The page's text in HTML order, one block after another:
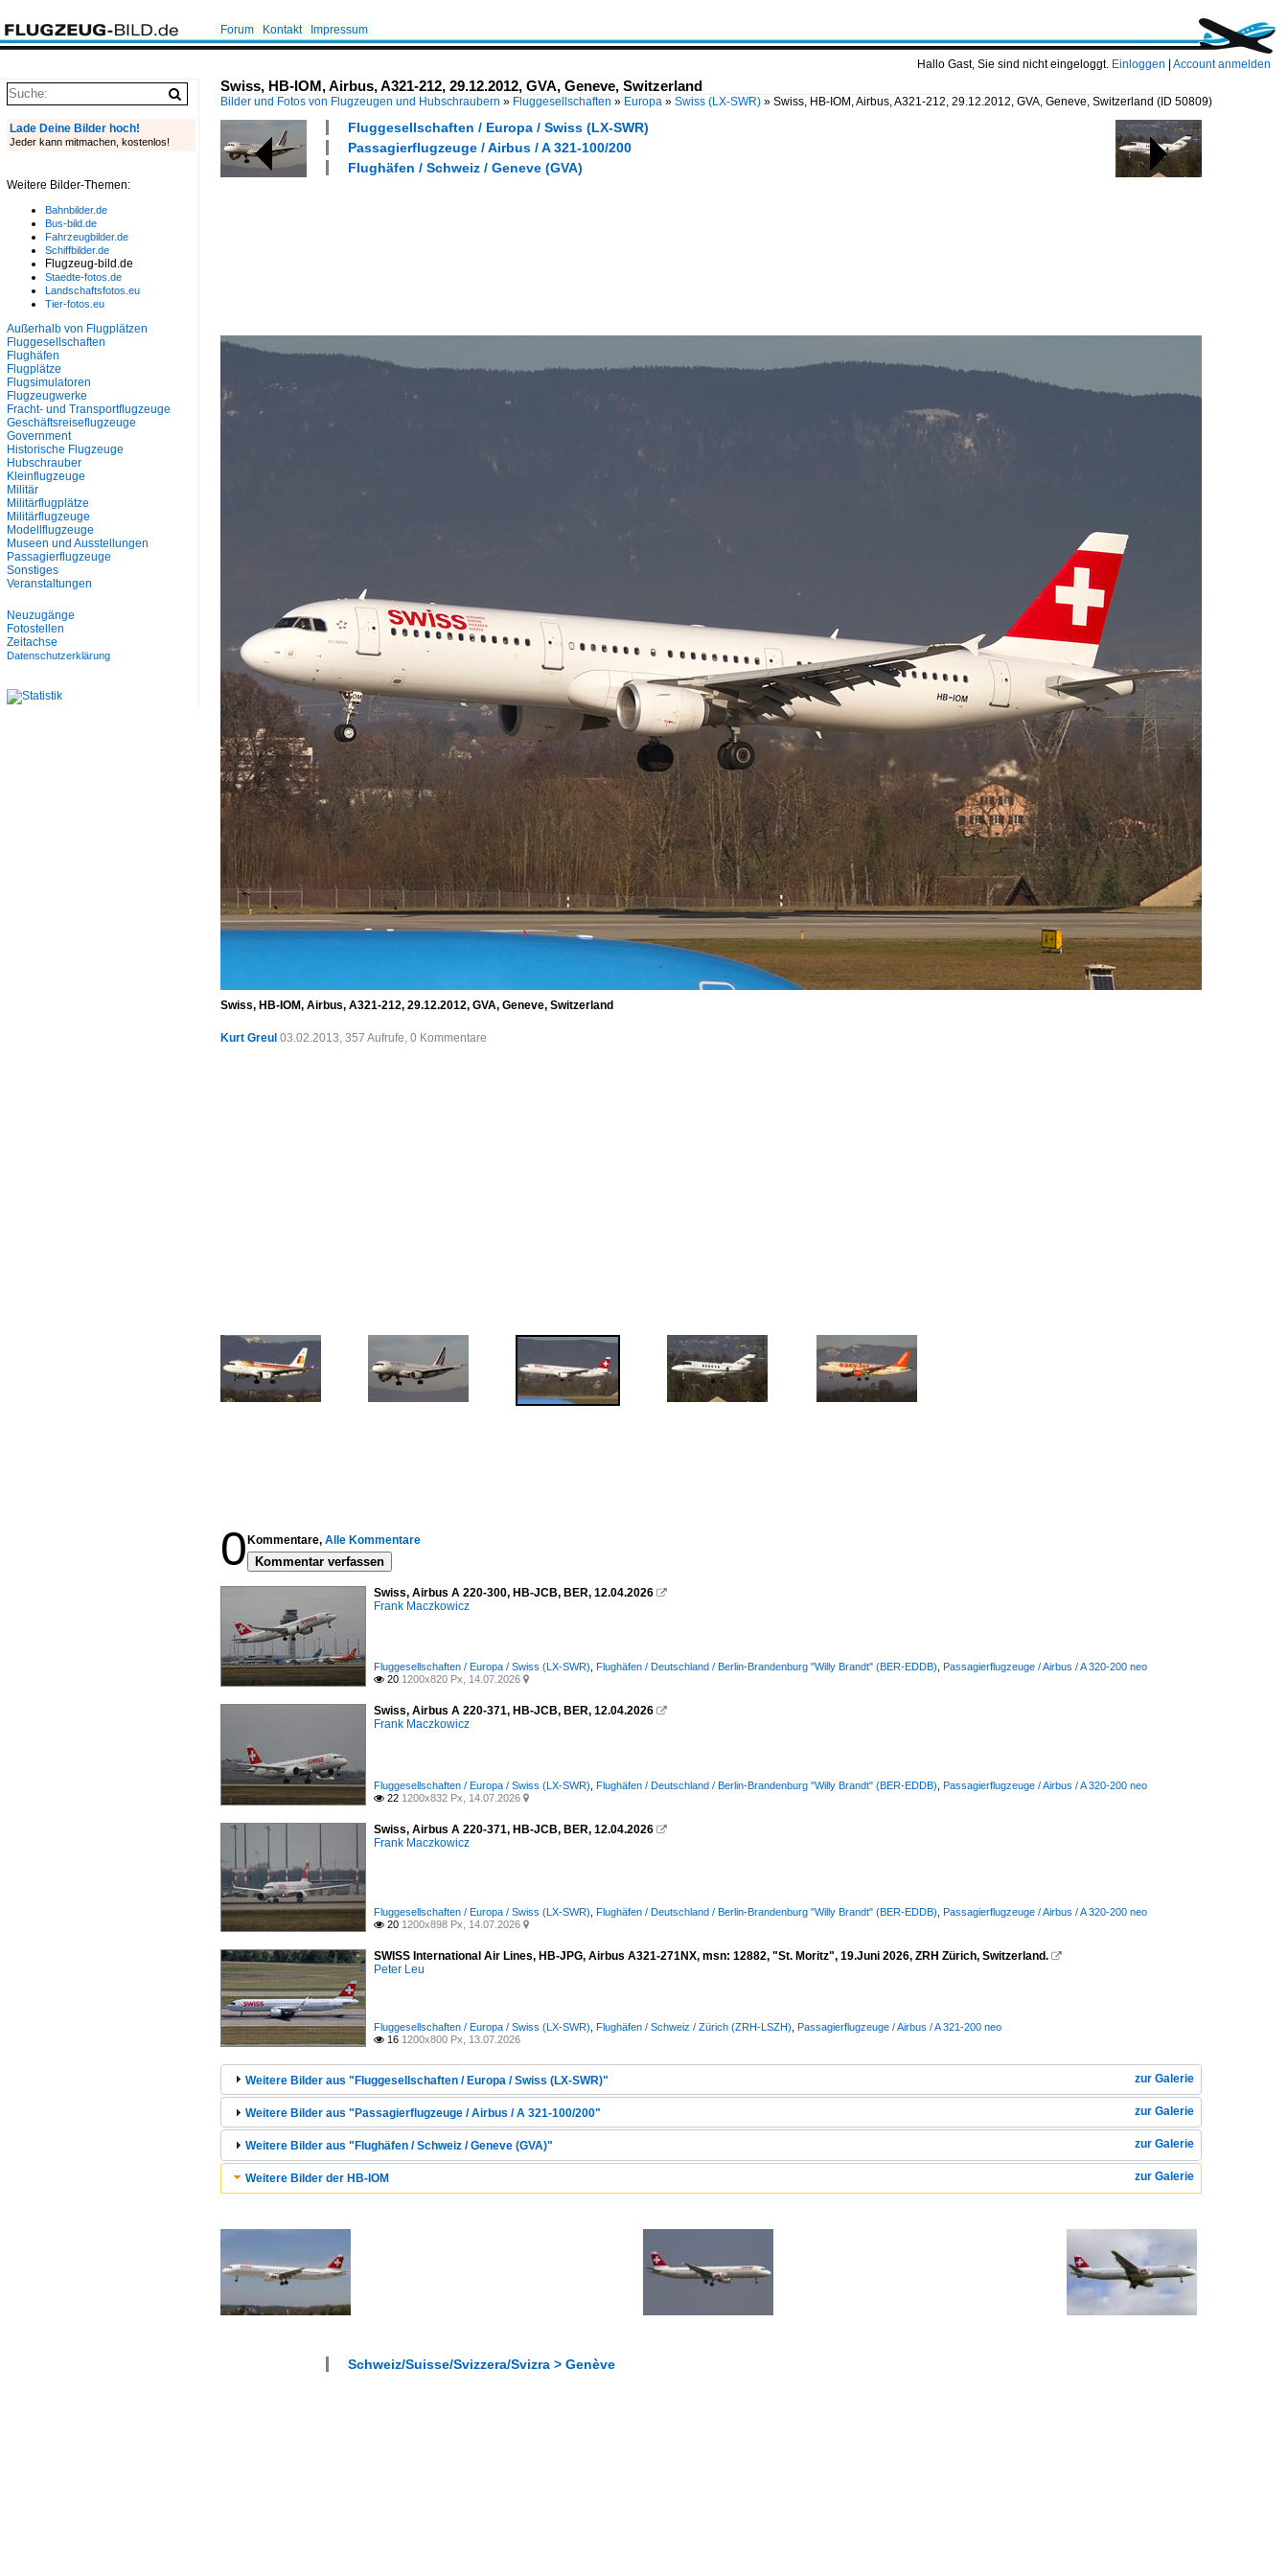
Hallo Gast, Sie sind nicht eingeloggt. Einloggen Account anmelden
Forum Kontakt Impressum
Swiss, HB-IOM, Airbus, A321-212, 29.12.2012, GVA, Geneve, Switzerland
Bilder und Fotos von Flugzeugen und Hubschraubern » Fluggesellschaften » Europa » Swiss (LX-SWR) » Swiss, HB-IOM, Airbus, A321-212, 29.12.2012, GVA, Geneve, Switzerland (ID 50809)
Fluggesellschaften / Europa / Swiss (LX-SWR)
Passagierflugzeuge / Airbus / A 321-100/200
Flughäfen / Schweiz / Geneve (GVA)
Swiss, HB-IOM, Airbus, A321-212, 29.12.2012, GVA, Geneve, Switzerland
Kurt Greul 03.02.2013, 357 Aufrufe, 0 Kommentare
0 Kommentare, Alle Kommentare
Kommentar verfassen
Swiss, Airbus A 220-300, HB-JCB, BER, 12.04.2026 
Frank Maczkowicz
Fluggesellschaften / Europa / Swiss (LX-SWR) Flughäfen / Deutschland / Berlin-Brandenburg "Willy Brandt" (BER-EDDB) Passagierflugzeuge / Airbus / A 320-200 neo
 20 1200x820 Px, 14.07.2026 
Swiss, Airbus A 220-371, HB-JCB, BER, 12.04.2026 
Frank Maczkowicz
Fluggesellschaften / Europa / Swiss (LX-SWR) Flughäfen / Deutschland / Berlin-Brandenburg "Willy Brandt" (BER-EDDB) Passagierflugzeuge / Airbus / A 320-200 neo
 22 1200x832 Px, 14.07.2026 
Swiss, Airbus A 220-371, HB-JCB, BER, 12.04.2026 
Frank Maczkowicz
Fluggesellschaften / Europa / Swiss (LX-SWR) Flughäfen / Deutschland / Berlin-Brandenburg "Willy Brandt" (BER-EDDB) Passagierflugzeuge / Airbus / A 320-200 neo
 20 1200x898 Px, 14.07.2026 
SWISS International Air Lines, HB-JPG, Airbus A321-271NX, msn: 12882, "St. Moritz", 19.Juni 2026, ZRH Zürich, Switzerland. 
Peter Leu
Fluggesellschaften / Europa / Swiss (LX-SWR) Flughäfen / Schweiz / Zürich (ZRH-LSZH) Passagierflugzeuge / Airbus / A 321-200 neo
 16 1200x800 Px, 13.07.2026
zur Galerie
Weitere Bilder aus "Fluggesellschaften / Europa / Swiss (LX-SWR)"
zur Galerie
Weitere Bilder aus "Passagierflugzeuge / Airbus / A 321-100/200"
zur Galerie
Weitere Bilder aus "Flughäfen / Schweiz / Geneve (GVA)"
zur Galerie
Weitere Bilder der HB-IOM
Schweiz/Suisse/Svizzera/Svizra > Genève
Lade Deine Bilder hoch!
Jeder kann mitmachen, kostenlos!
Weitere Bilder-Themen:
Bahnbilder.de
Bus-bild.de
Fahrzeugbilder.de
Schiffbilder.de
Flugzeug-bild.de
Staedte-fotos.de
Landschaftsfotos.eu
Tier-fotos.eu
Außerhalb von Flugplätzen
Fluggesellschaften
Flughäfen
Flugplätze
Flugsimulatoren
Flugzeugwerke
Fracht- und Transportflugzeuge
Geschäftsreiseflugzeuge
Government
Historische Flugzeuge
Hubschrauber
Kleinflugzeuge
Militär
Militärflugplätze
Militärflugzeuge
Modellflugzeuge
Museen und Ausstellungen
Passagierflugzeuge
Sonstiges
Veranstaltungen
Neuzugänge
Fotostellen
Zeitachse
Datenschutzerklärung